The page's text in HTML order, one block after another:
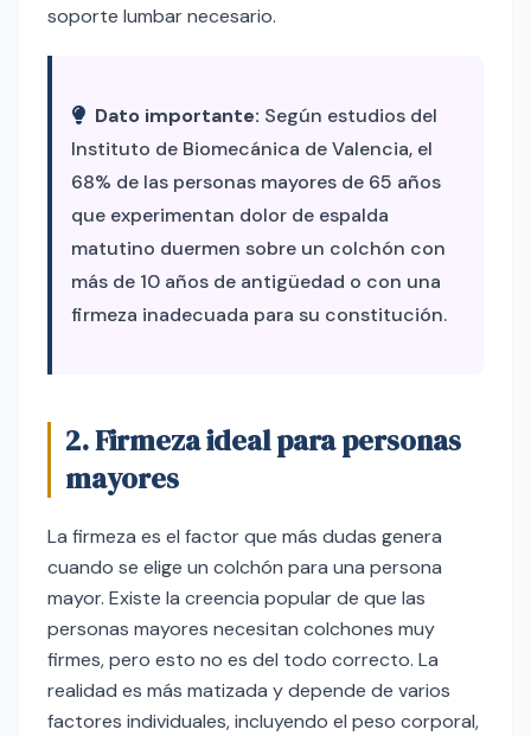
soporte lumbar necesario.
Dato importante: Según estudios del
Instituto de Biomecánica de Valencia, el
68% de las personas mayores de 65 años
que experimentan dolor de espalda
matutino duermen sobre un colchón con
más de 10 años de antigüedad o con una
firmeza inadecuada para su constitución.
2. Firmeza ideal para personas
mayores
La firmeza es el factor que más dudas genera
cuando se elige un colchón para una persona
mayor. Existe la creencia popular de que las
personas mayores necesitan colchones muy
firmes, pero esto no es del todo correcto. La
realidad es más matizada y depende de varios
factores individuales, incluyendo el peso corporal,